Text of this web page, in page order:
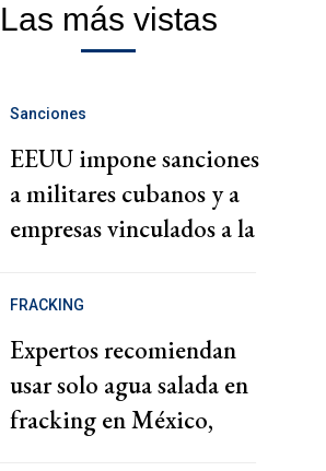
Las más vistas
Sanciones
EEUU impone sanciones
a militares cubanos y a
empresas vinculados a la
FRACKING
Expertos recomiendan
usar solo agua salada en
fracking en México,